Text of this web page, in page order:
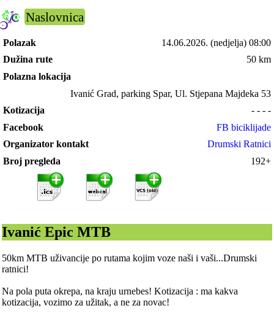
Naslovnica
Polazak 14.06.2026. (nedjelja) 08:00
Dužina rute
50 km
Polazna lokacija
Ivanić Grad, parking Spar, Ul. Stjepana Majdeka 53
Kotizacija
- - - -
Facebook
FB biciklijade
Organizator kontakt
Drumski Ratnici
Broj pregleda
192+
Ivanić Epic MTB
50km MTB uživancije po rutama kojim voze naši i vaši...Drumski
ratnici!
Na pola puta okrepa, na kraju urnebes! Kotizacija : ma kakva
kotizacija, vozimo za užitak, a ne za novac!